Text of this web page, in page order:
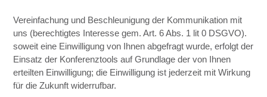
Vereinfachung und Beschleunigung der Kommunikation mit
uns (berechtigtes Interesse gem. Art. 6 Abs. 1 lit 0 DSGVO).
soweit eine Einwilligung von Ihnen abgefragt wurde, erfolgt der
Einsatz der Konferenztools auf Grundlage der von Ihnen
erteilten Einwilligung; die Einwilligung ist jederzeit mit Wirkung
für die Zukunft widerrufbar.